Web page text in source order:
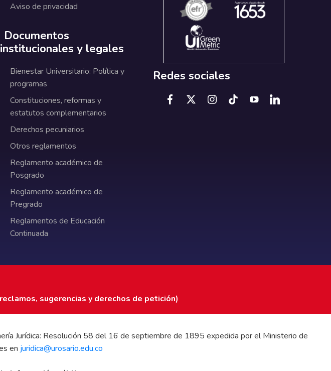
Aviso de privacidad
Documentos
institucionales y legales
Bienestar Universitario: Política y
programas
Constituciones, reformas y
estatutos complementarios
Derechos pecuniarios
Otros reglamentos
Reglamento académico de
Posgrado
Reglamento académico de
Pregrado
Reglamentos de Educación
Continuada
Redes sociales
sugerencias y derechos de petición)
Jurídica: Resolución 58 del 16 de septiembre de 1895 expedida por el Ministerio de
en juridica@urosario.edu.co